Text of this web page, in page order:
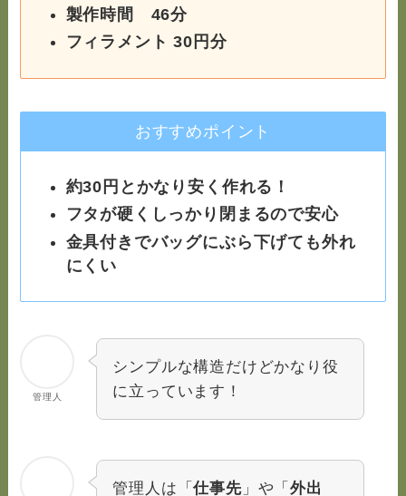
製作時間 46分
フィラメント 30円分
おすすめポイント
約30円とかなり安く作れる！
フタが硬くしっかり閉まるので安心
金具付きでバッグにぶら下げても外れ
にくい
管理人
シンプルな構造だけどかなり役
に立っています！
管理人は「仕事先」や「外出